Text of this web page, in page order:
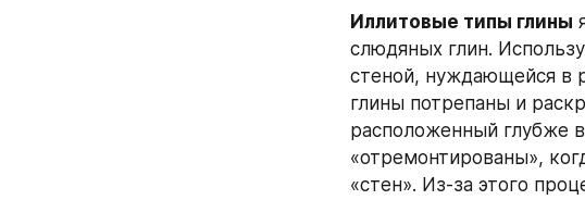
Иллитовые типы глины
слюдяных глин.
стеной, нуждающейся в
глины потрепаны и
расположенный глубже
«отремонтированы»,
«стен». Из-за этого